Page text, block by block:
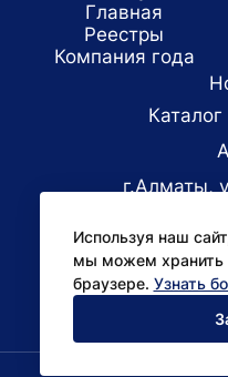
Используя наш
мы можем хранить
браузере. Узнать
Главная
Реестры
Компания года
г.Алматы,